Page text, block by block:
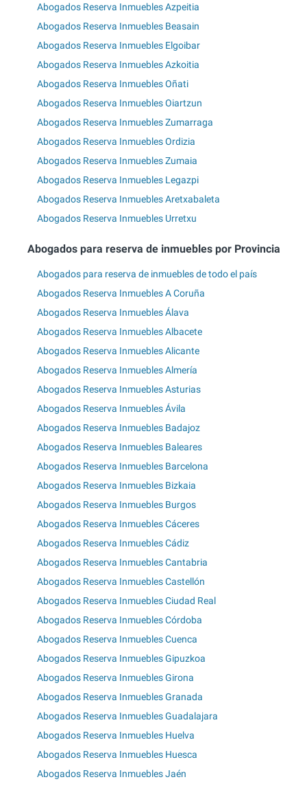
Abogados Reserva Inmuebles Azpeitia
Abogados Reserva Inmuebles Beasain
Abogados Reserva Inmuebles Elgoibar
Abogados Reserva Inmuebles Azkoitia
Abogados Reserva Inmuebles Oñati
Abogados Reserva Inmuebles Oiartzun
Abogados Reserva Inmuebles Zumarraga
Abogados Reserva Inmuebles Ordizia
Abogados Reserva Inmuebles Zumaia
Abogados Reserva Inmuebles Legazpi
Abogados Reserva Inmuebles Aretxabaleta
Abogados Reserva Inmuebles Urretxu
Abogados para reserva de inmuebles por Provincia
Abogados para reserva de inmuebles de todo el país
Abogados Reserva Inmuebles A Coruña
Abogados Reserva Inmuebles Álava
Abogados Reserva Inmuebles Albacete
Abogados Reserva Inmuebles Alicante
Abogados Reserva Inmuebles Almería
Abogados Reserva Inmuebles Asturias
Abogados Reserva Inmuebles Ávila
Abogados Reserva Inmuebles Badajoz
Abogados Reserva Inmuebles Baleares
Abogados Reserva Inmuebles Barcelona
Abogados Reserva Inmuebles Bizkaia
Abogados Reserva Inmuebles Burgos
Abogados Reserva Inmuebles Cáceres
Abogados Reserva Inmuebles Cádiz
Abogados Reserva Inmuebles Cantabria
Abogados Reserva Inmuebles Castellón
Abogados Reserva Inmuebles Ciudad Real
Abogados Reserva Inmuebles Córdoba
Abogados Reserva Inmuebles Cuenca
Abogados Reserva Inmuebles Gipuzkoa
Abogados Reserva Inmuebles Girona
Abogados Reserva Inmuebles Granada
Abogados Reserva Inmuebles Guadalajara
Abogados Reserva Inmuebles Huelva
Abogados Reserva Inmuebles Huesca
Abogados Reserva Inmuebles Jaén